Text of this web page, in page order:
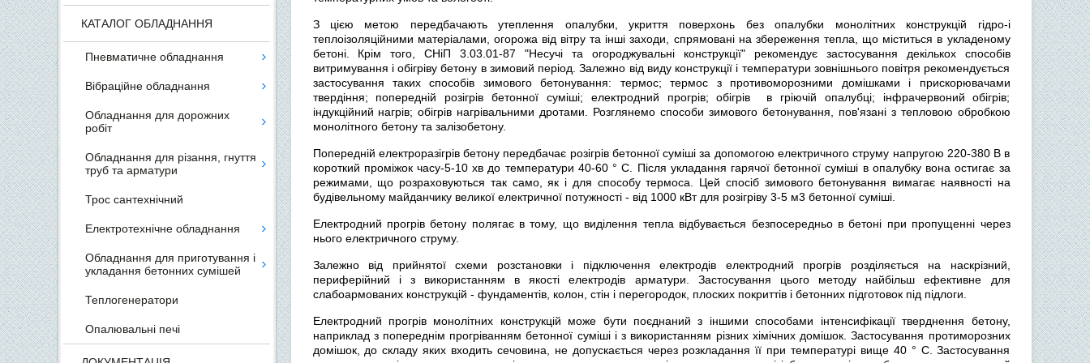
КАТАЛОГ ОБЛАДНАННЯ
Пневматичне обладнання
Вібраційне обладнання
Обладнання для дорожних
робіт
Обладнання для різання, гнуття
труб та арматури
Трос сантехнічний
Електротехнічне обладнання
Обладнання для приготування і
укладання бетонних сумішей
Теплогенератори
Опалювальні печі
З цією метою передбачають утеплення опалубки, укриття поверхонь без опалубки монолітних конструкцій гідро-і
теплоізоляційними матеріалами, огорожа від вітру та інші заходи, спрямовані на збереження тепла, що міститься в укладеному
бетоні. Крім того, СНіП 3.03.01-87 "Несучі та огороджувальні конструкції" рекомендує застосування декількох способів
витримування і обігріву бетону в зимовий період. Залежно від виду конструкції і температури зовнішнього повітря рекомендується
застосування таких способів зимового бетонування: термос; термос з противоморозними домішками і прискорювачами
твердіння; попередній розігрів бетонної суміші; електродний прогрів; обігрів в гріючій опалубці; інфрачервоний обігрів;
індукційний нагрів; обігрів нагрівальними дротами. Розглянемо способи зимового бетонування, пов'язані з тепловою обробкою
монолітного бетону та залізобетону.
Попередній електроразігрів бетону передбачає розігрів бетонної суміші за допомогою електричного струму напругою 220-380 В в
короткий проміжок часу-5-10 хв до температури 40-60 ° С. Після укладання гарячої бетонної суміші в опалубку вона остигає за
режимами, що розраховуються так само, як і для способу термоса. Цей спосіб зимового бетонування вимагає наявності на
будівельному майданчику великої електричної потужності - від 1000 кВт для розігріву 3-5 м3 бетонної суміші.
Електродний прогрів бетону полягає в тому, що виділення тепла відбувається безпосередньо в бетоні при пропущенні через
нього електричного струму.
Залежно від прийнятої схеми розстановки і підключення електродів електродний прогрів розділяється на наскрізний,
периферійний і з використанням в якості електродів арматури. Застосування цього методу найбільш ефективне для
слабоармованих конструкцій - фундаментів, колон, стін і перегородок, плоских покриттів і бетонних підготовок під підлоги.
Електродний прогрів монолітних конструкцій може бути поєднаний з іншими способами інтенсифікації тверднення бетону,
наприклад з попереднім прогріванням бетонної суміші і з використанням різних хімічних домішок. Застосування протиморозних
домішок, до складу яких входить сечовина, не допускається через розкладання її при температурі вище 40 ° С. Застосування